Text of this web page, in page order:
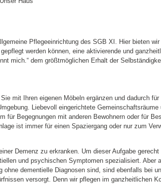
Pflegeeinrichtung des SGB XI. Hier bieten
werden können, eine aktivierende und
mich.“ dem größtmöglichen Erhalt der
mit Ihren eigenen Möbeln ergänzen und dadurch für
Liebevoll eingerichtete Gemeinschaftsräume
für Begegnungen mit anderen Bewohnern oder für
ist immer für einen Spaziergang oder nur zum
Demenz zu erkranken. Um dieser Aufgabe gerecht
und psychischen Symptomen spezialisiert. Aber
ohne dementielle Diagnosen sind, sind ebenfalls bei
versorgt. Denn wir pflegen im ganzheitlichen